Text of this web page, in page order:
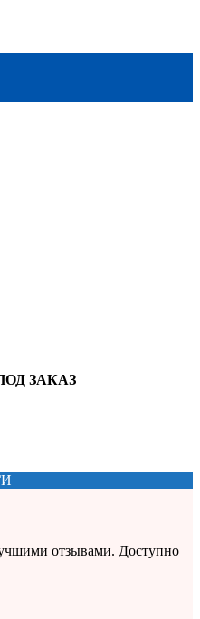
ЗАКАЗ
отзывами. Доступно